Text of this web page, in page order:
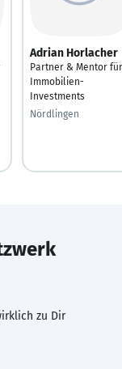
Adrian Horlacher
Partner & Mentor für
Immobilien-
Investments
Nördlingen
zu Dir